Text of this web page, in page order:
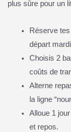
plus sûre pour un
Réserve
départ
Choisis 2
coûts de
Alterne
la ligne
Alloue 1
et repos.